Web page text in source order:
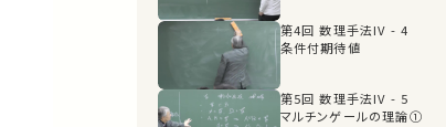
第4回 数理手法IV - 4
条件付期待値
第5回 数理手法IV - 5
マルチンゲールの理論①